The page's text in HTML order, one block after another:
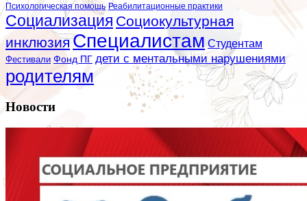
Психологическая помощь Реабилитационные практики
Социализация Социокультурная
инклюзияСпециалистам Студентам
Фестивали Фонд ПГ дети с ментальными нарушениями
родителям
Новости